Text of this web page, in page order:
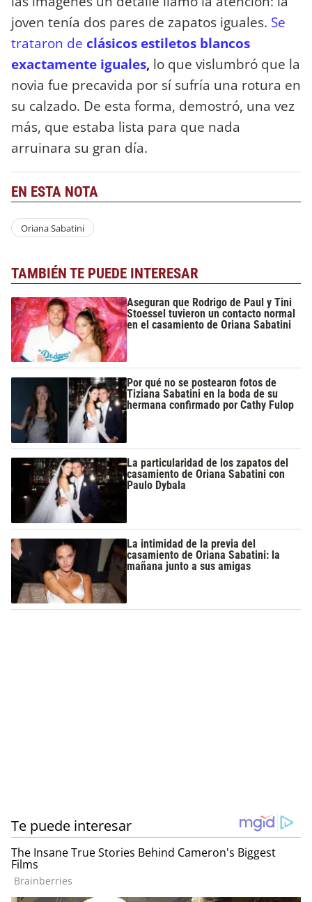
joven tenía dos pares de zapatos iguales. Se
trataron de clásicos estiletos blancos
exactamente iguales, lo que vislumbró que la
novia fue precavida por sí sufría una rotura en
su calzado. De esta forma, demostró, una vez
más, que estaba lista para que nada
arruinara su gran día.
EN ESTA NOTA
Oriana Sabatini
TAMBIÉN TE PUEDE INTERESAR
Aseguran que Rodrigo de Paul y Tini
Stoessel tuvieron un contacto normal
en el casamiento de Oriana Sabatini
Por qué no se postearon fotos de
Tiziana Sabatini en la boda de su
hermana confirmado por Cathy Fulop
La particularidad de los zapatos del
casamiento de Oriana Sabatini con
Paulo Dybala
La intimidad de la previa del
casamiento de Oriana Sabatini: la
mañana junto a sus amigas